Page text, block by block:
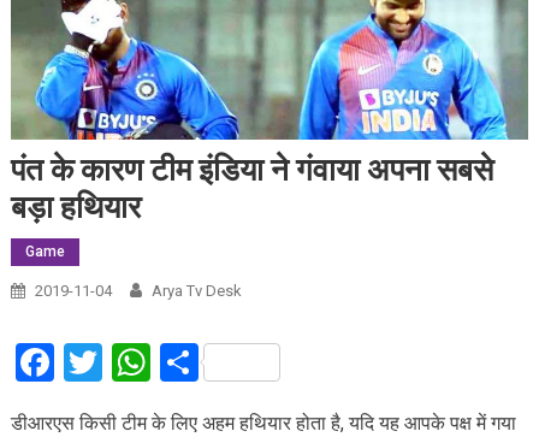
पंत के कारण टीम इंडिया ने गंवाया अपना सबसे
बड़ा हथियार
Game
2019-11-04 Arya Tv Desk
Facebook
Twitter
WhatsApp
Share
डीआरएस किसी टीम के लिए अहम हथियार होता है, यदि यह आपके पक्ष में गया